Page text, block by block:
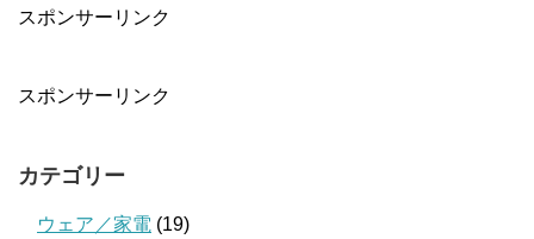
スポンサーリンク
スポンサーリンク
カテゴリー
ウェア／家電 (19)